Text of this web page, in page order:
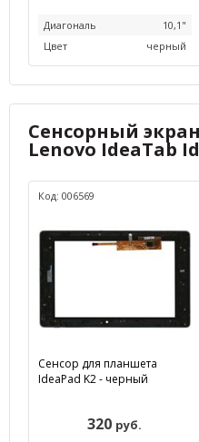
Диагональ
10,1"
Цвет
черный
Сенсорный
Lenovo IdeaTab
Код: 006569
Сенсор для планшета
IdeaPad K2 - черный
320 руб.